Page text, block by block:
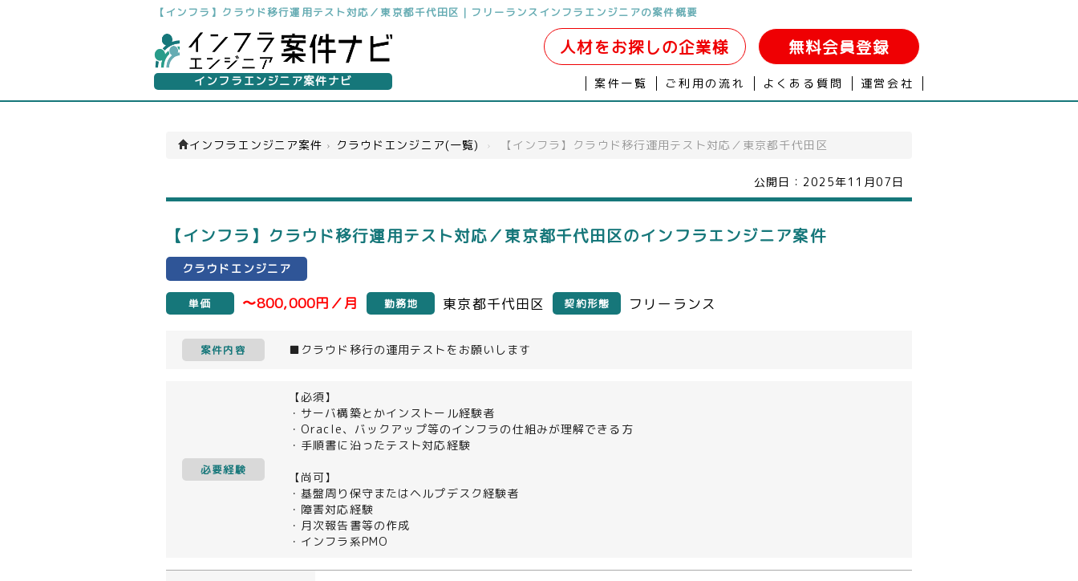
【インフラ】クラウド移行運用テスト対応／東京都千代田区｜フリーランスインフラエンジニアの案件概要
インフラエンジニア案件ナビ
人材をお探しの企業様 無料会員登録
案件一覧 ご利用の流れ よくある質問 運営会社
インフラエンジニア案件 › クラウドエンジニア(一覧) › 【インフラ】クラウド移行運用テスト対応／東京都千代田区
公開日： 2025年11月07日
【インフラ】クラウド移行運用テスト対応／東京都千代田区のインフラエンジニア案件
クラウドエンジニア
単価 〜800,000円／月 勤務地 東京都千代田区 契約形態 フリーランス
案件内容 ■クラウド移行の運用テストをお願いします
必要経験
【必須】
・サーバ構築とかインストール経験者
・Oracle、バックアップ等のインフラの仕組みが理解できる方
・手順書に沿ったテスト対応経験
【尚可】
・基盤周り保守またはヘルプデスク経験者
・障害対応経験
・月次報告書等の作成
・インフラ系PMO